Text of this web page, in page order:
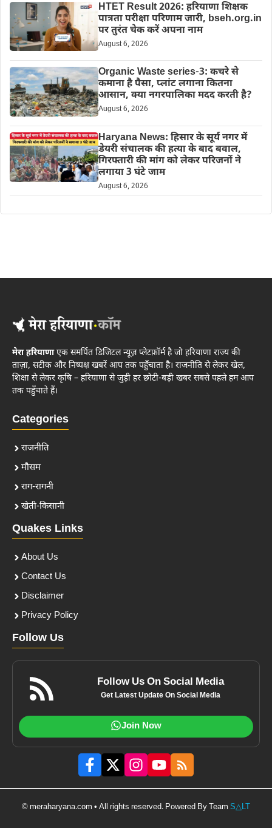
HTET Result 2026: हरियाणा शिक्षक
पात्रता परीक्षा परिणाम जारी, bseh.org.in
पर तुरंत चेक करें अपना नाम
August 6, 2026
Organic Waste series-3: कचरे से
कमाना है पैसा, प्लांट लगाना कितना
आसान, क्या नगरपालिका मदद करती है?
August 6, 2026
Haryana News: हिसार के सूर्य नगर में
डेयरी संचालक की हत्या के बाद बवाल,
गिरफ्तारी की मांग को लेकर परिजनों ने
लगाया 3 घंटे जाम
August 6, 2026
मेरा हरियाणाएक समर्पित डिजिटल न्यूज़ प्लेटफ़ॉर्म है जो हरियाणा राज्य की
ताज़ा, सटीक और निष्पक्ष खबरें आप तक पहुँचाता है। राजनीति से लेकर खेल,
शिक्षा से लेकर कृषि – हरियाणा से जुड़ी हर छोटी-बड़ी खबर सबसे पहले हम आप
तक पहुँचाते हैं।
Categories
राजनीति
मौसम
राग-रागनी
खेती-किसानी
Quakes Links
About Us
Contact Us
Disclaimer
Privacy Policy
Follow Us
Follow Us On Social Media
Get Latest Update On Social Media
Join Now
© meraharyana.com • All rights reserved. Powered By Team S△LT